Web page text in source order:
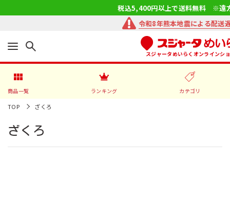
税込5,400円以上で送料無料 ※遠
令和8年熊本地震による配送
スジャータめいらくオンラインシ
商品一覧 ランキング カテゴリ
TOP ざくろ
ざくろ